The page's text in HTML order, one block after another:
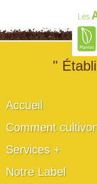
"
Accueil
Comment
Services +
Notre Label